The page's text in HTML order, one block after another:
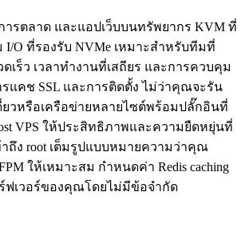
การตลาด และแอปเว็บบนทรัพยากร KVM ที่
O ที่รองรับ NVMe เหมาะสำหรับทีมที่
เร็ว เวลาทำงานที่เสถียร และการควบคุม
แคช SSL และการติดตั้ง ไม่ว่าคุณจะรัน
ดี่ยวหรือเครือข่ายหลายไซต์พร้อมปลั๊กอินที่
VPS ให้ประสิทธิภาพและความยืดหยุ่นที่
ถึง root เต็มรูปแบบหมายความว่าคุณ
ให้เหมาะสม กำหนดค่า Redis caching
ฟเวอร์ของคุณโดยไม่มีข้อจำกัด